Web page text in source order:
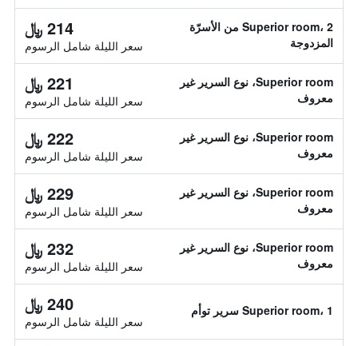
Superior room، 2 من الأسرّة
المزدوجة
214 ﷼
سعر الليلة شامل الرسوم
Superior room، نوع السرير غير
معروف
221 ﷼
سعر الليلة شامل الرسوم
Superior room، نوع السرير غير
معروف
222 ﷼
سعر الليلة شامل الرسوم
Superior room، نوع السرير غير
معروف
229 ﷼
سعر الليلة شامل الرسوم
Superior room، نوع السرير غير
معروف
232 ﷼
سعر الليلة شامل الرسوم
Superior room، 1 سرير توأم 240 ﷼
سعر الليلة شامل الرسوم